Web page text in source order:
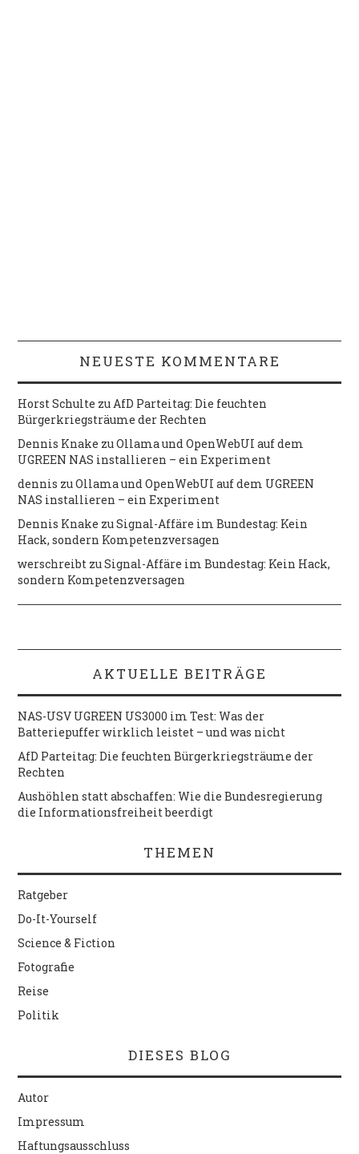
NEUESTE KOMMENTARE
Horst Schulte zuAfD Parteitag: Die feuchten
Bürgerkriegsträume der Rechten
Dennis Knake zuOllama und OpenWebUI auf dem
UGREEN NAS installieren – ein Experiment
dennis zuOllama und OpenWebUI auf dem UGREEN
NAS installieren – ein Experiment
Dennis Knake zuSignal-Affäre im Bundestag: Kein
Hack, sondern Kompetenzversagen
werschreibt zuSignal-Affäre im Bundestag: Kein Hack,
sondern Kompetenzversagen
AKTUELLE BEITRÄGE
NAS-USV UGREEN US3000 im Test: Was der
Batteriepuffer wirklich leistet – und was nicht
AfD Parteitag: Die feuchten Bürgerkriegsträume der
Rechten
Aushöhlen statt abschaffen: Wie die Bundesregierung
die Informationsfreiheit beerdigt
THEMEN
Ratgeber
Do-It-Yourself
Science & Fiction
Fotografie
Reise
Politik
DIESES BLOG
Autor
Impressum
Haftungsausschluss